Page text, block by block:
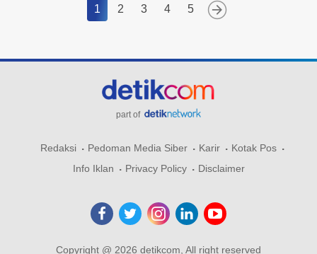
1 2 3 4 5
part of
Redaksi Pedoman Media Siber Karir
Kotak Pos
Info Iklan
Privacy Policy Disclaimer
Copyright @ 2026 detikcom, All right reserved